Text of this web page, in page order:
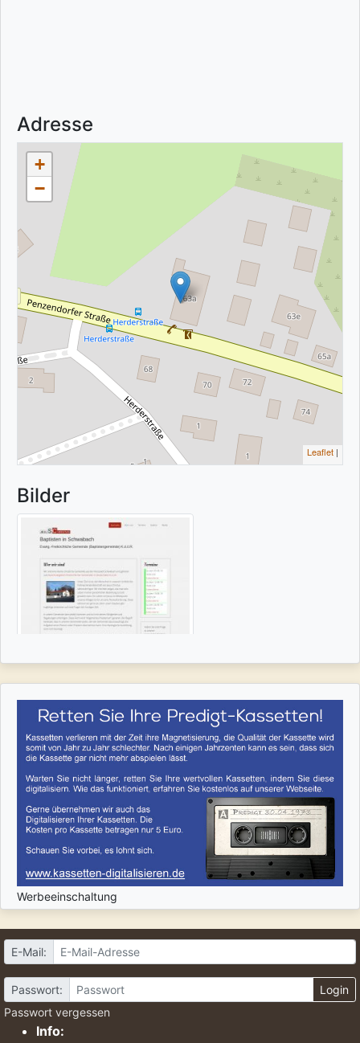
Adresse
+
−
Leaflet |
Bilder
Werbeeinschaltung
E-Mail:
Passwort:
Login
Passwort vergessen
Info: